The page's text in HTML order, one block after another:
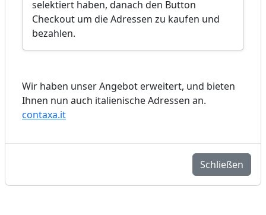
selektiert haben, danach den Button
Checkout um die Adressen zu kaufen und
bezahlen.
Wir haben unser Angebot erweitert, und bieten
Ihnen nun auch italienische Adressen an.
contaxa.it
Schließen